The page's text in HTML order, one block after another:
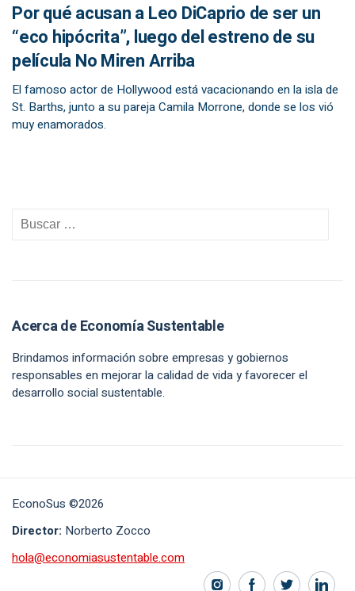
Por qué acusan a Leo DiCaprio de ser un
“eco hipócrita”, luego del estreno de su
película No Miren Arriba
El famoso actor de Hollywood está vacacionando en la isla de
St. Barths, junto a su pareja Camila Morrone, donde se los vió
muy enamorados.
Acerca de Economía Sustentable
Brindamos información sobre empresas y gobiernos
responsables en mejorar la calidad de vida y favorecer el
desarrollo social sustentable.
EconoSus ©2026
Director: Norberto Zocco
hola@economiasustentable.com